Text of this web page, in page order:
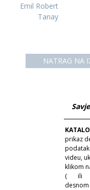
Emil Robert
Tanay
NATRAG NA
prikaz
videu,
klikom
(
ili
desnom